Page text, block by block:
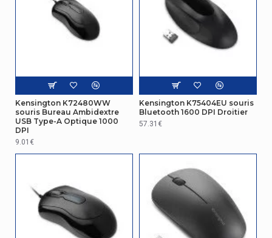
Kensington K72480WW
souris Bureau Ambidextre
USB Type-A Optique 1000
DPI
9.01€
Kensington K75404EU souris
Bluetooth 1600 DPI Droitier
57.31€